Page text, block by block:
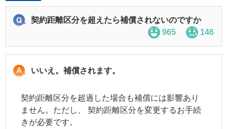
契約距離区分を超えたら補償されないのですか
965
146
いいえ。補償されます。
契約距離区分を超過した場合も補償には影響あり
ません。ただし、 契約距離区分を変更するお手続
きが必要です。